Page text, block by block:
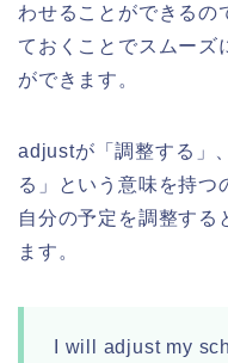
わせることができるの
ておくことでスムーズ
ができます。
adjustが「調整する」
る」という意味を持つ
自分の予定を調整する
ます。
I will adjust my